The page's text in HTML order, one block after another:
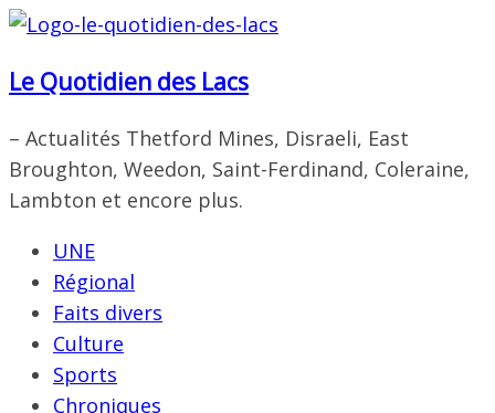
Passer
contenu
Le Quotidien des Lacs
– Actualités Thetford Mines, Disraeli, East
Broughton, Weedon, Saint-Ferdinand, Coleraine,
Lambton et encore plus.
UNE
Régional
Faits divers
Culture
Sports
Chroniques